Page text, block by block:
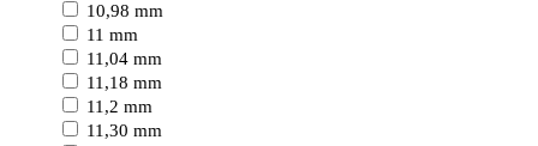
10,98 mm
11 mm
11,04 mm
11,18 mm
11,2 mm
11,30 mm